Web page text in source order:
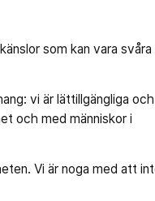
som kan vara svåra
vi är lättillgängliga och
och med människor i
Vi är noga med att